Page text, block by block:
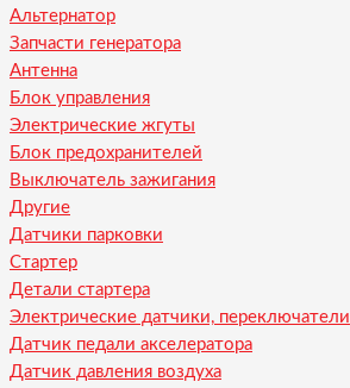
Альтернатор
Запчасти генератора
Антенна
Блок управления
Электрические жгуты
Блок предохранителей
Выключатель зажигания
Другие
Датчики парковки
Стартер
Детали стартера
Электрические датчики, переключатели
Датчик педали акселератора
Датчик давления воздуха